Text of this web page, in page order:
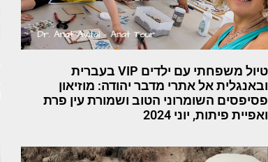
טיול משפחתי עם ילדים VIP בעברית
ובאנגלית אל אתרי מדבר יהודה: מוזיאון
פסיפסים השומרוני הטוב ושמורת עין פרת
ואפיית פיתות, יוני 2024